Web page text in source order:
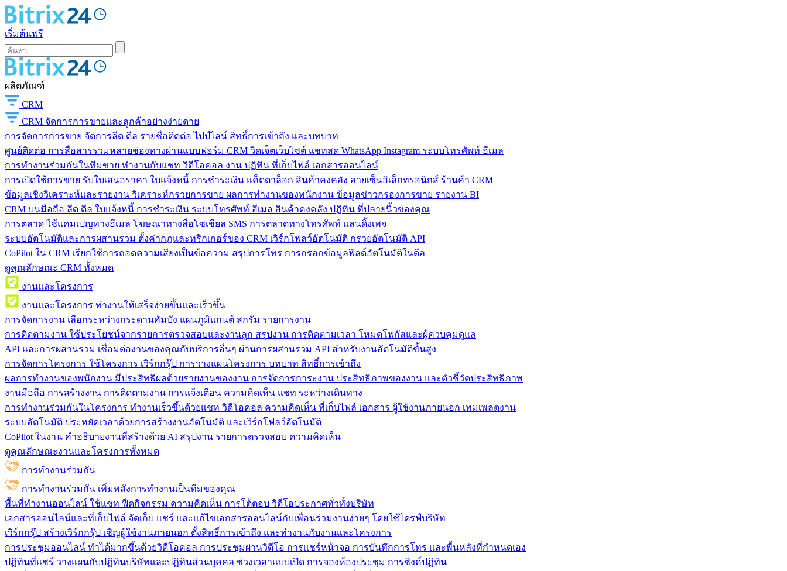
เริ่มต้นฟรี
ผลิตภัณฑ์
CRM
CRM จัดการการขายและลูกค้าอย่างง่ายดาย
การจัดการการขาย จัดการลีด ดีล รายชื่อติดต่อ ไปป์ไลน์ สิทธิ์การเข้าถึง และบทบาท
ศูนย์ติดต่อ การสื่อสารรวมหลายช่องทางผ่านแบบฟอร์ม CRM วิดเจ็ตเว็บไซต์ แชทสด WhatsApp Instagram ระบบโทรศัพท์ อีเมล
การทำงานร่วมกันในทีมขาย ทำงานกับแชท วิดีโอคอล งาน ปฏิทิน ที่เก็บไฟล์ เอกสารออนไลน์
การเปิดใช้การขาย รับใบเสนอราคา ใบแจ้งหนี้ การชำระเงิน แค็ตตาล็อก สินค้าคงคลัง ลายเซ็นอิเล็กทรอนิกส์ ร้านค้า CRM
ข้อมูลเชิงวิเคราะห์และรายงาน วิเคราะห์กรวยการขาย ผลการทำงานของพนักงาน ข้อมูลข่าวกรองการขาย รายงาน BI
CRM บนมือถือ ลีด ดีล ใบแจ้งหนี้ การชำระเงิน ระบบโทรศัพท์ อีเมล สินค้าคงคลัง ปฏิทิน ที่ปลายนิ้วของคุณ
การตลาด ใช้แคมเปญทางอีเมล โฆษณาทางสื่อโซเชียล SMS การตลาดทางโทรศัพท์ แลนดิ้งเพจ
ระบบอัตโนมัติและการผสานรวม ตั้งค่ากฎและทริกเกอร์ของ CRM เวิร์กโฟลว์อัตโนมัติ กรวยอัตโนมัติ API
CoPilot ใน CRM เรียกใช้การถอดความเสียงเป็นข้อความ สรุปการโทร การกรอกข้อมูลฟิลด์อัตโนมัติในดีล
ดูคุณลักษณะ CRM ทั้งหมด
งานและโครงการ
งานและโครงการ ทำงานให้เสร็จง่ายขึ้นและเร็วขึ้น
การจัดการงาน เลือกระหว่างกระดานคัมบัง แผนภูมิแกนต์ สกรัม รายการงาน
การติดตามงาน ใช้ประโยชน์จากรายการตรวจสอบและงานลูก สรุปงาน การติดตามเวลา โหมดโฟกัสและผู้ควบคุมดูแล
API และการผสานรวม เชื่อมต่องานของคุณกับบริการอื่นๆ ผ่านการผสานรวม API สำหรับงานอัตโนมัติขั้นสูง
การจัดการโครงการ ใช้โครงการ เวิร์กกรุ๊ป การวางแผนโครงการ บทบาท สิทธิ์การเข้าถึง
ผลการทำงานของพนักงาน มีประสิทธิผลด้วยรายงานของงาน การจัดการภาระงาน ประสิทธิภาพของงาน และตัวชี้วัดประสิทธิภาพ
งานมือถือ การสร้างงาน การติดตามงาน การแจ้งเตือน ความคิดเห็น แชท ระหว่างเดินทาง
การทำงานร่วมกันในโครงการ ทํางานเร็วขึ้นด้วยแชท วิดีโอคอล ความคิดเห็น ที่เก็บไฟล์ เอกสาร ผู้ใช้งานภายนอก เทมเพลตงาน
ระบบอัตโนมัติ ประหยัดเวลาด้วยการสร้างงานอัตโนมัติ และเวิร์กโฟลว์อัตโนมัติ
CoPilot ในงาน คำอธิบายงานที่สร้างด้วย AI สรุปงาน รายการตรวจสอบ ความคิดเห็น
ดูคุณลักษณะงานและโครงการทั้งหมด
การทำงานร่วมกัน
การทำงานร่วมกัน เพิ่มพลังการทำงานเป็นทีมของคุณ
พื้นที่ทำงานออนไลน์ ใช้แชท ฟีดกิจกรรม ความคิดเห็น การโต้ตอบ วิดีโอประกาศทั่วทั้งบริษัท
เอกสารออนไลน์และที่เก็บไฟล์ จัดเก็บ แชร์ และแก้ไขเอกสารออนไลน์กับเพื่อนร่วมงานง่ายๆ โดยใช้ไดรฟ์บริษัท
เวิร์กกรุ๊ป สร้างเวิร์กกรุ๊ป เชิญผู้ใช้งานภายนอก ตั้งสิทธิ์การเข้าถึง และทำงานกับงานและโครงการ
การประชุมออนไลน์ ทำได้มากขึ้นด้วยวิดีโอคอล การประชุมผ่านวิดีโอ การแชร์หน้าจอ การบันทึกการโทร และพื้นหลังที่กำหนดเอง
ปฏิทินที่แชร์ วางแผนกับปฏิทินบริษัทและปฏิทินส่วนบุคคล ช่วงเวลาแบบเปิด การจองห้องประชุม การซิงค์ปฏิทิน